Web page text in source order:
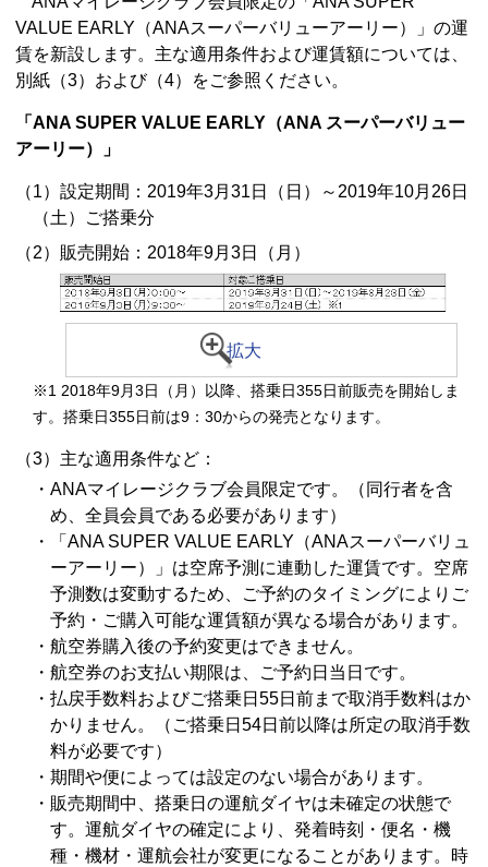
VALUE EARLY（ANAスーパーバリューアーリー）」の運
賃を新設します。主な適用条件および運賃額については、
別紙（3）および（4）をご参照ください。
「ANA SUPER VALUE EARLY（ANA スーパーバリュー
アーリー）」
（1）設定期間：2019年3月31日（日）～2019年10月26日
（土）ご搭乗分
（2）販売開始：2018年9月3日（月）
拡大
※1 2018年9月3日（月）以降、搭乗日355日前販売を開始しま
す。搭乗日355日前は9：30からの発売となります。
（3）主な適用条件など：
・ANAマイレージクラブ会員限定です。（同行者を含
め、全員会員である必要があります）
・「ANA SUPER VALUE EARLY（ANAスーパーバリュ
ーアーリー）」は空席予測に連動した運賃です。空席
予測数は変動するため、ご予約のタイミングによりご
予約・ご購入可能な運賃額が異なる場合があります。
・航空券購入後の予約変更はできません。
・航空券のお支払い期限は、ご予約日当日です。
・払戻手数料およびご搭乗日55日前まで取消手数料はか
かりません。
（ご搭乗日54日前以降は所定の取消手数
料が必要です）
・期間や便によっては設定のない場合があります。
・販売期間中、搭乗日の運航ダイヤは未確定の状態で
す。運航ダイヤの確定により、発着時刻・便名・機
種・機材・運航会社が変更になることがあります。時